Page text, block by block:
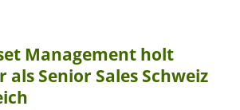
Management holt
als Senior Sales Schweiz